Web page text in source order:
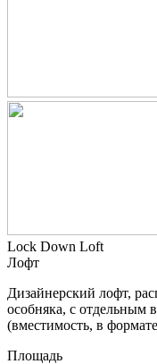
Lock Down Loft
Лофт
Дизайнерский лофт,
особняка, с
(вместимость, в
Площадь